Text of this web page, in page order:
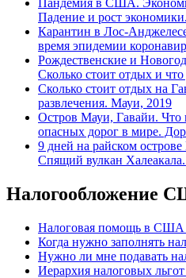
Пандемия в США.
Падение и рост
Карантин в Лос-
время эпидемии
Рождественские и
Сколько стоит отдых и
Сколько стоит отдых на
развлечения. Мауи, 2019
Остров Мауи, Гавайи. Что
опасных дорог в мире.
9 дней на райском
Спящий вулкан
Налогообложение
Налоговая помощь в США
Когда нужно заполнять
Нужно ли мне подавать
Иерархия налоговых